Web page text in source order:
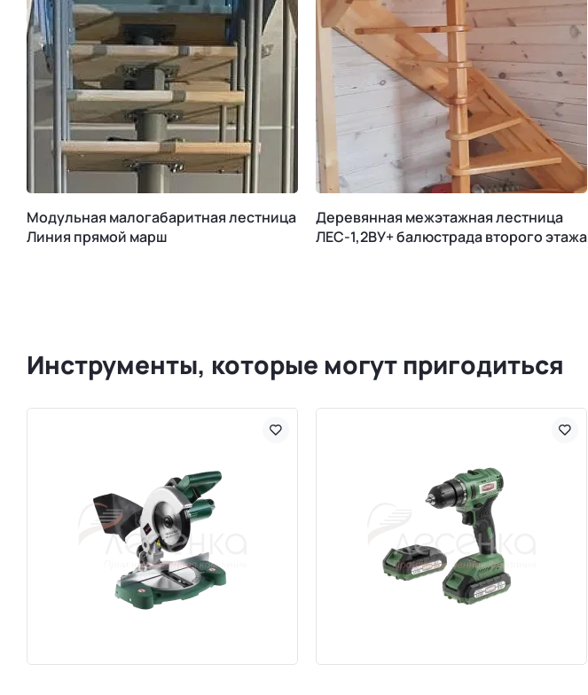
Модульная малогабаритная лестница
Линия прямой марш
Деревянная межэтажная лестница
ЛЕС-1,2ВУ+ балюстрада второго этажа
Инструменты, которые могут пригодиться